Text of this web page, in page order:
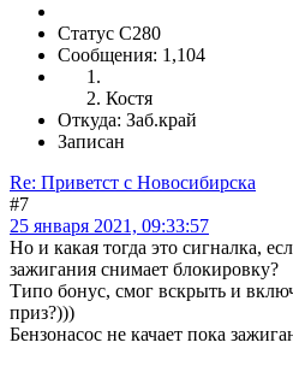
Статус C280
Сообщения: 1,104
Костя
Откуда: Заб.край
Записан
Re: Приветст с Новосибирска
#7
25 января 2021, 09:33:57
Но и какая тогда это сигналка,
зажигания снимает блокировку?
Типо бонус, смог вскрыть и
приз?)))
Бензонасос не качает пока